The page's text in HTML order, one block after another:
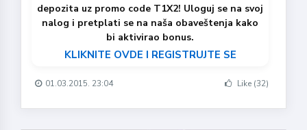
depozita uz promo code T1X2! Uloguj se na svoj
nalog i pretplati se na naša obaveštenja kako
bi aktivirao bonus.
KLIKNITE OVDE I REGISTRUJTE SE
01.03.2015. 23:04 Like (32)